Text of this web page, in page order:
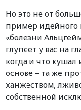
Но это не от
пример идейного
«болезни
глупеет у вас на
когда и что кушал
основе – та же
ханжеством,
собственной